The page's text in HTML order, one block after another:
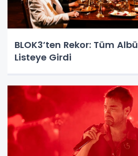
BLOK3’ten Rekor: Tüm
Listeye Girdi